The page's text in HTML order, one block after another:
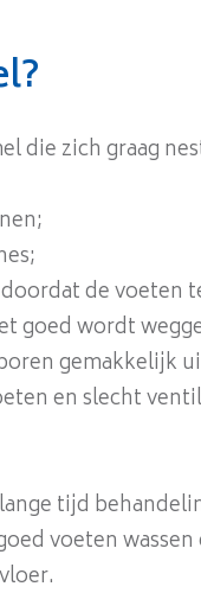
die zich graag
de voeten
goed wordt
gemakkelijk
en slecht
tijd
voeten